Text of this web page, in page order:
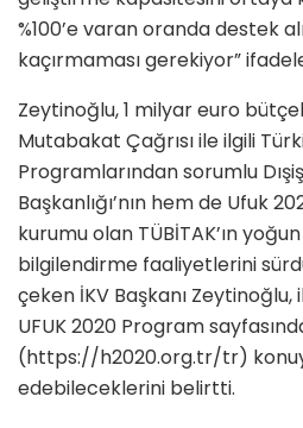
%100’e varan oranda destek
kaçırmaması gerekiyor”
Zeytinoğlu, 1 milyar euro
Mutabakat Çağrısı ile ilgili
Programlarından sorumlu
Başkanlığı’nın hem de Ufuk
kurumu olan TÜBİTAK’ın
bilgilendirme faaliyetlerini
çeken İKV Başkanı
UFUK 2020 Program
(https://h2020.org.tr/tr)
edebileceklerini belirtti.